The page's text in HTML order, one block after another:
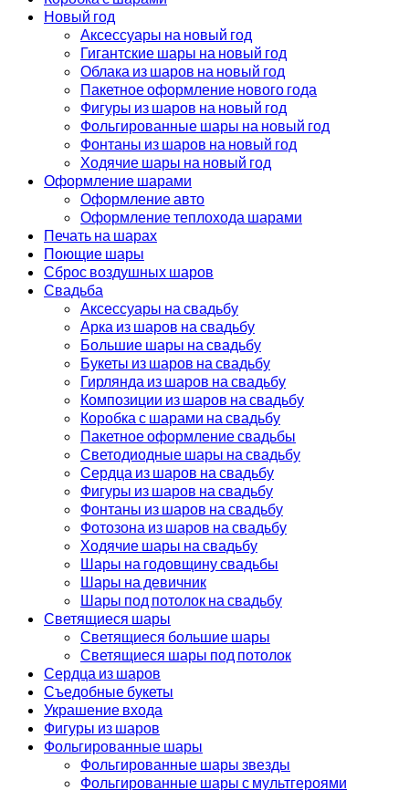
Новый год
Аксессуары на новый год
Гигантские шары на новый год
Облака из шаров на новый год
Пакетное оформление нового года
Фигуры из шаров на новый год
Фольгированные шары на новый год
Фонтаны из шаров на новый год
Ходячие шары на новый год
Оформление шарами
Оформление авто
Оформление теплохода шарами
Печать на шарах
Поющие шары
Сброс воздушных шаров
Свадьба
Аксессуары на свадьбу
Арка из шаров на свадьбу
Большие шары на свадьбу
Букеты из шаров на свадьбу
Гирлянда из шаров на свадьбу
Композиции из шаров на свадьбу
Коробка с шарами на свадьбу
Пакетное оформление свадьбы
Светодиодные шары на свадьбу
Сердца из шаров на свадьбу
Фигуры из шаров на свадьбу
Фонтаны из шаров на свадьбу
Фотозона из шаров на свадьбу
Ходячие шары на свадьбу
Шары на годовщину свадьбы
Шары на девичник
Шары под потолок на свадьбу
Светящиеся шары
Светящиеся большие шары
Светящиеся шары под потолок
Сердца из шаров
Съедобные букеты
Украшение входа
Фигуры из шаров
Фольгированные шары
Фольгированные шары звезды
Фольгированные шары с мультгероями